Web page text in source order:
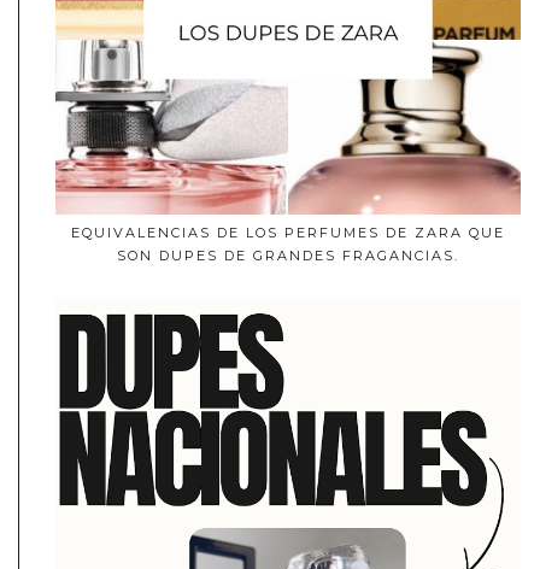
EQUIVALENCIAS DE LOS PERFUMES DE ZARA QUE
SON DUPES DE GRANDES FRAGANCIAS.